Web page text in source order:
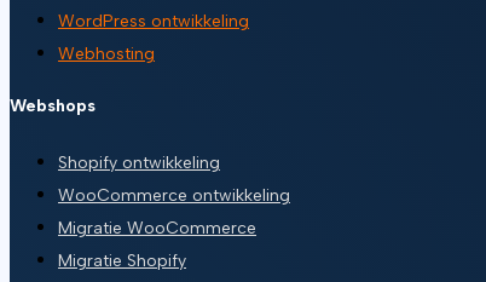
WordPress ontwikkeling
Webhosting
Webshops
Shopify ontwikkeling
WooCommerce ontwikkeling
Migratie WooCommerce
Migratie Shopify